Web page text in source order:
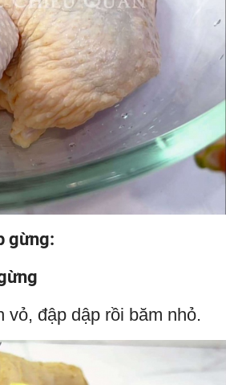
gừng:
vỏ, đập dập rồi băm nhỏ.